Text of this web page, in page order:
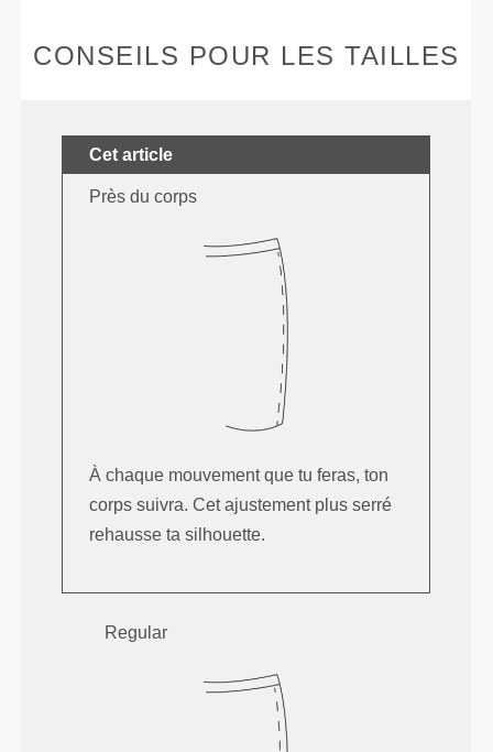
CONSEILS POUR LES TAILLES
Cet article
Près du corps
À chaque mouvement que tu feras, ton
corps suivra. Cet ajustement plus serré
rehausse ta silhouette.
Regular